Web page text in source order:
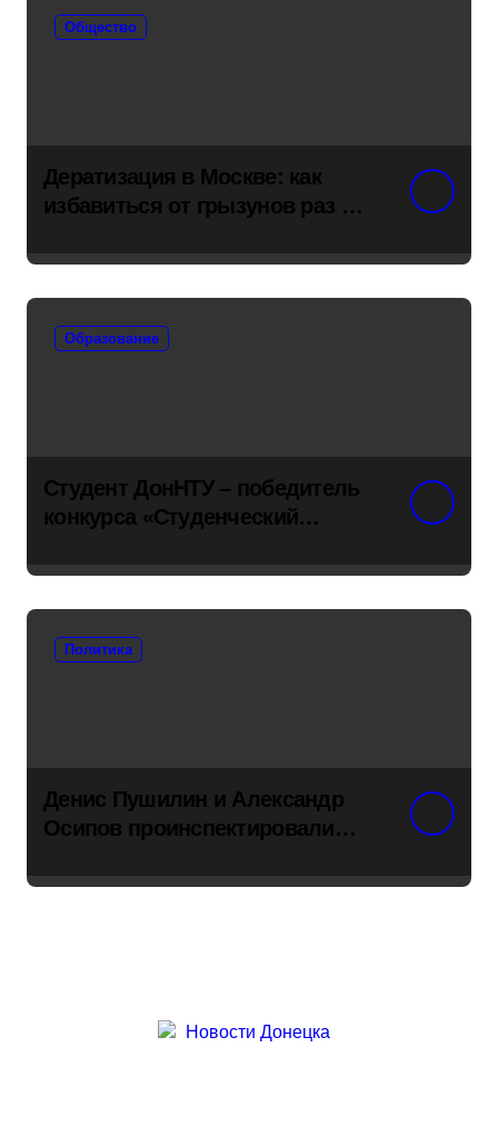
Общество
Дератизация в Москве: как
избавиться от грызунов раз и
Образование
Студент ДонНТУ – победитель
конкурса «Студенческий
Политика
Денис Пушилин и Александр
Осипов проинспектировали
детсадов в поселке Новый